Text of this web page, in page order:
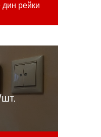
рейки